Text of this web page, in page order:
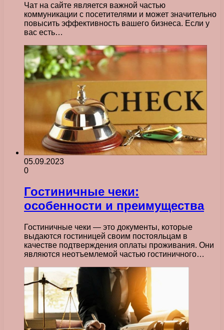
Чат на сайте является важной частью
коммуникации с посетителями и может значительно
повысить эффективность вашего бизнеса. Если у
вас есть…
05.09.2023
0
Гостиничные чеки:
особенности и преимущества
Гостиничные чеки — это документы, которые
выдаются гостиницей своим постояльцам в
качестве подтверждения оплаты проживания. Они
являются неотъемлемой частью гостиничного…